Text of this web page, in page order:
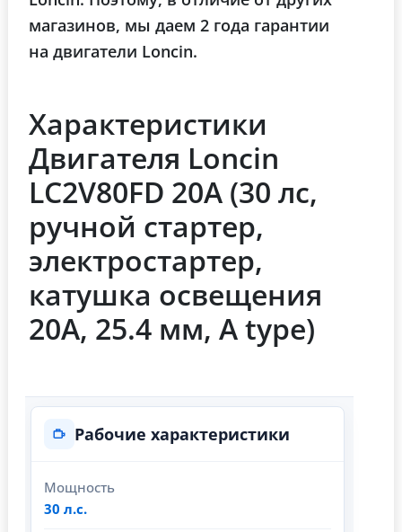
магазинов, мы даем 2 года гарантии
на двигатели Loncin.
Характеристики
Двигателя Loncin
LC2V80FD 20А (30 лс,
ручной стартер,
электростартер,
катушка освещения
20А, 25.4 мм, A type)
Рабочие характеристики
Мощность
30 л.с.